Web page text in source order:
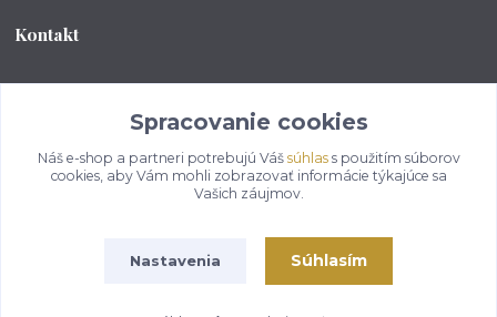
Kontakt
od 8:00 - do 16:00 hod
info@kotlikovesupravy.sk
Spracovanie cookies
Náš e-shop a partneri potrebujú Váš súhlass použitím súborov
cookies, aby Vám mohli zobrazovať informácie týkajúce sa
Vašich záujmov.
Nastavenia Súhlasím